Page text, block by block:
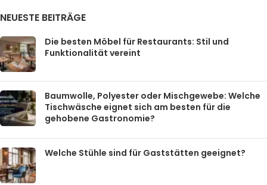
NEUESTE BEITRÄGE
Die besten Möbel für Restaurants: Stil und
Funktionalität vereint
Baumwolle, Polyester oder Mischgewebe: Welche
Tischwäsche eignet sich am besten für die
gehobene Gastronomie?
Welche Stühle sind für Gaststätten geeignet?